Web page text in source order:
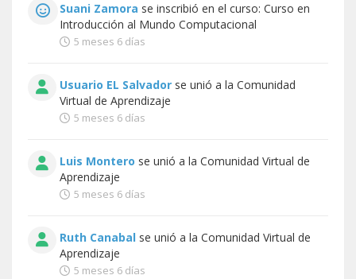
Suani Zamora se inscribió en el curso: Curso en
Introducción al Mundo Computacional
5 meses 6 días
Usuario EL Salvador se unió a la Comunidad
Virtual de Aprendizaje
5 meses 6 días
Luis Montero se unió a la Comunidad Virtual de
Aprendizaje
5 meses 6 días
Ruth Canabal se unió a la Comunidad Virtual de
Aprendizaje
5 meses 6 días